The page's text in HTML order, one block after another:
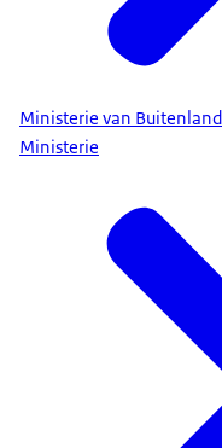
Ministerie van
Ministerie